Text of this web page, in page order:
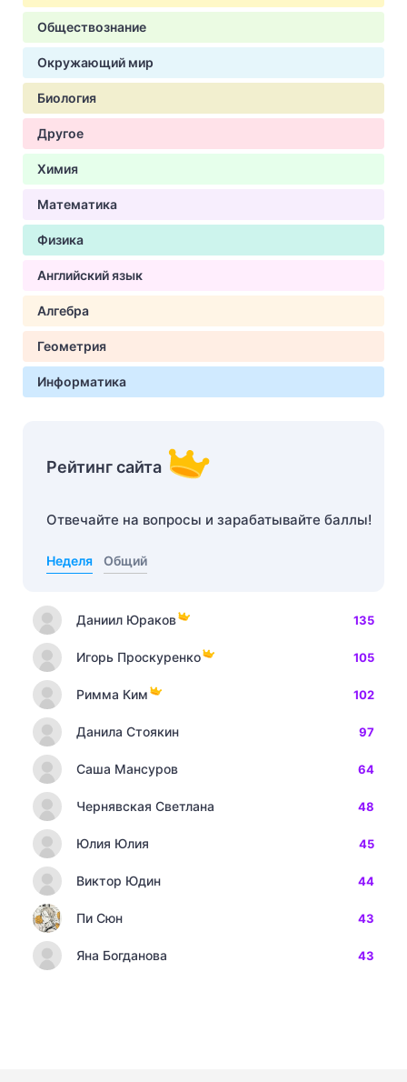
Обществознание
Окружающий мир
Биология
Другое
Химия
Математика
Физика
Английский язык
Алгебра
Геометрия
Информатика
Рейтинг сайта
Отвечайте на вопросы и зарабатывайте баллы!
Неделя Общий
Даниил Юраков 135
Игорь Проскуренко 105
Римма Ким 102
Данила Стоякин 97
Саша Мансуров 64
Чернявская Светлана 48
Юлия Юлия 45
Виктор Юдин 44
Пи Сюн 43
Яна Богданова 43